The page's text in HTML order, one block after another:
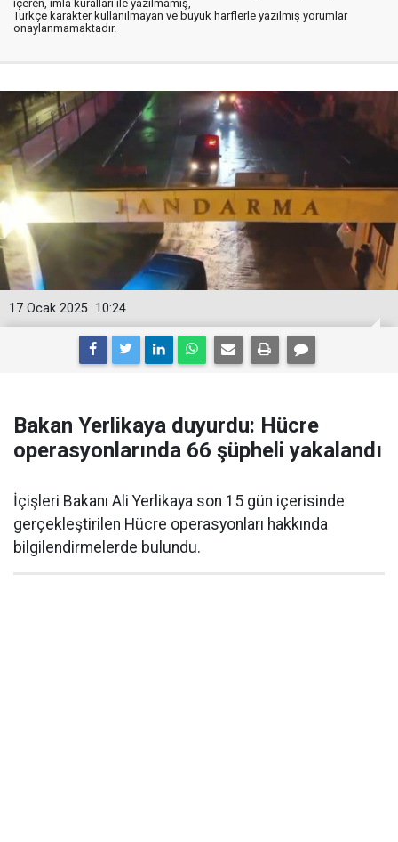
içeren, imla kuralları ile yazılmamış,
Türkçe karakter kullanılmayan ve büyük harflerle yazılmış yorumlar
onaylanmamaktadır.
10:24
17 Ocak 2025
Bakan Yerlikaya duyurdu: Hücre
operasyonlarında 66 şüpheli yakalandı
İçişleri Bakanı Ali Yerlikaya son 15 gün içerisinde
gerçekleştirilen Hücre operasyonları hakkında
bilgilendirmelerde bulundu.